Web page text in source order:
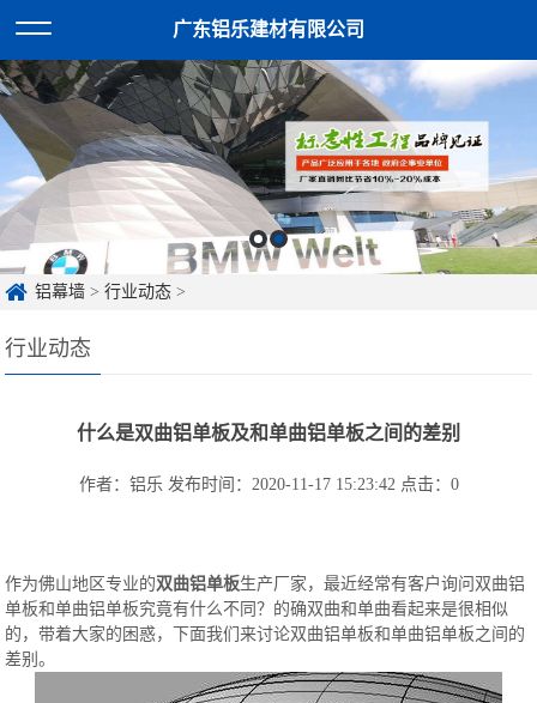
广东铝乐建材有限公司
铝幕墙 >行业动态 >
行业动态
什么是双曲铝单板及和单曲铝单板之间的差别
作者：铝乐 发布时间：2020-11-17 15:23:42 点击： 0
作为佛山地区专业的双曲铝单板生产厂家，最近经常有客户询问双曲铝
单板和单曲铝单板究竟有什么不同？的确双曲和单曲看起来是很相似
的，带着大家的困惑，下面我们来讨论双曲铝单板和单曲铝单板之间的
差别。